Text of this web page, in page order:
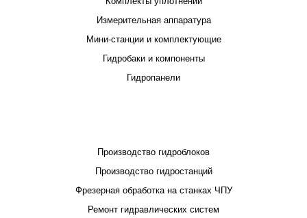
Измерительная аппаратура
Мини-станции и комплектующие
Гидробаки и компоненты
Гидропанели
Производство гидроблоков
Производство гидростанций
Фрезерная обработка на станках ЧПУ
Ремонт гидравлических систем